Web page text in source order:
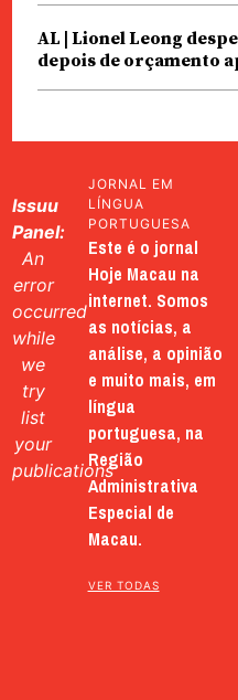
AL | Lionel Leong
depois de orçamento
Issuu
Panel:
An
error
occurred
while
we
try
list
your
publications
JORNAL EM
LÍNGUA
PORTUGUESA
Este é o jornal
Hoje Macau na
internet. Somos
as notícias, a
análise, a opinião
e muito mais, em
língua
portuguesa, na
Região
Administrativa
Especial de
Macau.
VER TODAS